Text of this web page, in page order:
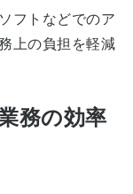
フトなどでのア
上の負担を軽減
務の効率